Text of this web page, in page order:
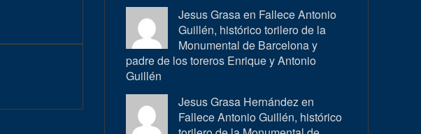
Jesus Grasa en Fallece Antonio
Guillén, histórico torilero de la
Monumental de Barcelona y
padre de los toreros Enrique y Antonio
Guillén
Jesus Grasa Hernández en
Fallece Antonio Guillén, histórico